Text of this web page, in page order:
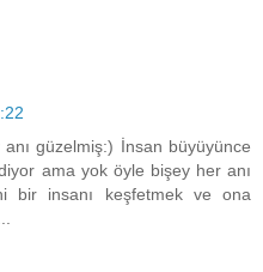
güzelmiş:) İnsan büyüyünce
ama yok öyle bişey her anı
bir insanı keşfetmek ve ona